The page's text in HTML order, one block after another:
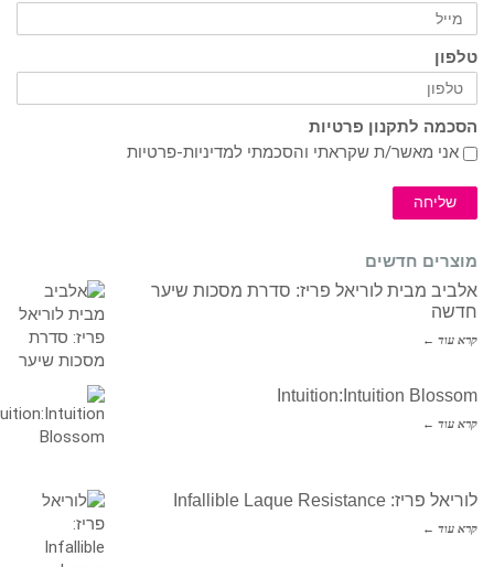
טלפון
הסכמה לתקנון פרטיות
אני מאשר/ת שקראתי והסכמתי למדיניות-פרטיות
שליחה
מוצרים חדשים
אלביב מבית לוריאל פריז: סדרת מסכות שיער
חדשה
קרא עוד ←
Intuition:Intuition Blossom
קרא עוד ←
לוריאל פריז: Infallible Laque Resistance
קרא עוד ←